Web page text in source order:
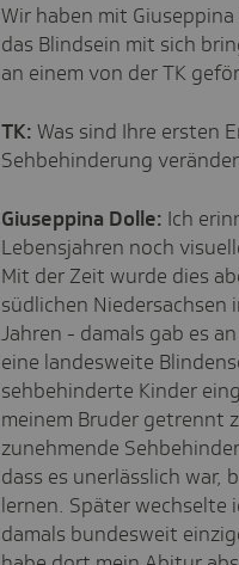
Wir haben mit
das Blindsein mit sich
an einem von der TK
TK: Was sind Ihre ersten
Sehbehinderung
Giuseppina Dolle: Ich
Lebensjahren noch
Mit der Zeit wurde dies
südlichen
Jahren - damals gab es
eine landesweite
sehbehinderte Kinder
meinem Bruder getrennt
zunehmende
dass es unerlässlich war,
lernen. Später wechselte
damals bundesweit